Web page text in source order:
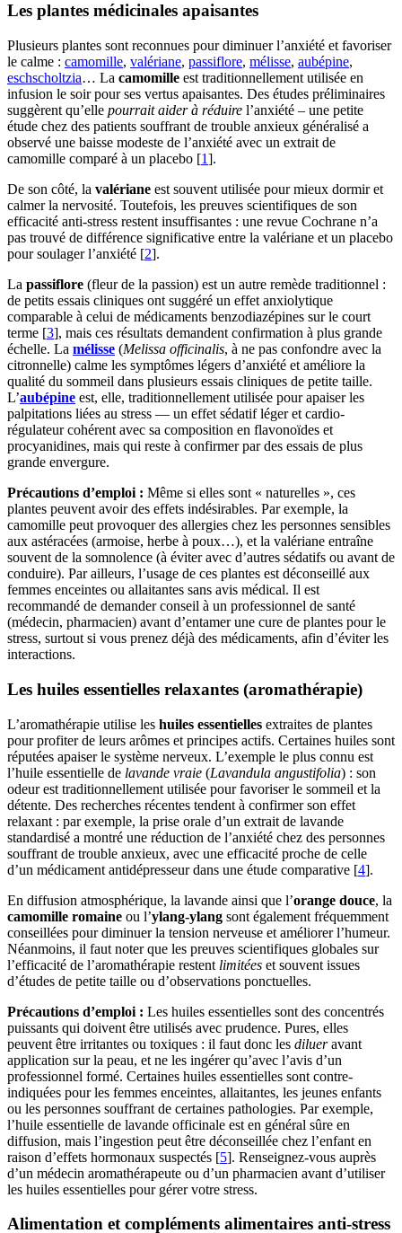
Les plantes médicinales apaisantes
Plusieurs plantes sont reconnues pour diminuer l’anxiété et favoriser
le calme : camomille, valériane, passiflore, mélisse, aubépine,
eschscholtzia… La camomille est traditionnellement utilisée en
infusion le soir pour ses vertus apaisantes. Des études préliminaires
suggèrent qu’elle pourrait aider à réduire l’anxiété – une petite
étude chez des patients souffrant de trouble anxieux généralisé a
observé une baisse modeste de l’anxiété avec un extrait de
camomille comparé à un placebo [1].
De son côté, la valériane est souvent utilisée pour mieux dormir et
calmer la nervosité. Toutefois, les preuves scientifiques de son
efficacité anti-stress restent insuffisantes : une revue Cochrane n’a
pas trouvé de différence significative entre la valériane et un placebo
pour soulager l’anxiété [2].
La passiflore (fleur de la passion) est un autre remède traditionnel :
de petits essais cliniques ont suggéré un effet anxiolytique
comparable à celui de médicaments benzodiazépines sur le court
terme [3], mais ces résultats demandent confirmation à plus grande
échelle. La mélisse (Melissa officinalis, à ne pas confondre avec la
citronnelle) calme les symptômes légers d’anxiété et améliore la
qualité du sommeil dans plusieurs essais cliniques de petite taille.
L’aubépine est, elle, traditionnellement utilisée pour apaiser les
palpitations liées au stress — un effet sédatif léger et cardio-
régulateur cohérent avec sa composition en flavonoïdes et
procyanidines, mais qui reste à confirmer par des essais de plus
grande envergure.
Précautions d’emploi : Même si elles sont « naturelles », ces
plantes peuvent avoir des effets indésirables. Par exemple, la
camomille peut provoquer des allergies chez les personnes sensibles
aux astéracées (armoise, herbe à poux…), et la valériane entraîne
souvent de la somnolence (à éviter avec d’autres sédatifs ou avant de
conduire). Par ailleurs, l’usage de ces plantes est déconseillé aux
femmes enceintes ou allaitantes sans avis médical. Il est
recommandé de demander conseil à un professionnel de santé
(médecin, pharmacien) avant d’entamer une cure de plantes pour le
stress, surtout si vous prenez déjà des médicaments, afin d’éviter les
interactions.
Les huiles essentielles relaxantes (aromathérapie)
L’aromathérapie utilise les huiles essentielles extraites de plantes
pour profiter de leurs arômes et principes actifs. Certaines huiles sont
réputées apaiser le système nerveux. L’exemple le plus connu est
l’huile essentielle de lavande vraie (Lavandula angustifolia) : son
odeur est traditionnellement utilisée pour favoriser le sommeil et la
détente. Des recherches récentes tendent à confirmer son effet
relaxant : par exemple, la prise orale d’un extrait de lavande
standardisé a montré une réduction de l’anxiété chez des personnes
souffrant de trouble anxieux, avec une efficacité proche de celle
d’un médicament antidépresseur dans une étude comparative [4].
En diffusion atmosphérique, la lavande ainsi que l’orange douce, la
camomille romaine ou l’ylang-ylang sont également fréquemment
conseillées pour diminuer la tension nerveuse et améliorer l’humeur.
Néanmoins, il faut noter que les preuves scientifiques globales sur
l’efficacité de l’aromathérapie restent limitées et souvent issues
d’études de petite taille ou d’observations ponctuelles.
Précautions d’emploi : Les huiles essentielles sont des concentrés
puissants qui doivent être utilisés avec prudence. Pures, elles
peuvent être irritantes ou toxiques : il faut donc les dilueravant
application sur la peau, et ne les ingérer qu’avec l’avis d’un
professionnel formé. Certaines huiles essentielles sont contre-
indiquées pour les femmes enceintes, allaitantes, les jeunes enfants
ou les personnes souffrant de certaines pathologies. Par exemple,
l’huile essentielle de lavande officinale est en général sûre en
diffusion, mais l’ingestion peut être déconseillée chez l’enfant en
raison d’effets hormonaux suspectés [5]. Renseignez-vous auprès
d’un médecin aromathérapeute ou d’un pharmacien avant d’utiliser
les huiles essentielles pour gérer votre stress.
Alimentation et compléments alimentaires anti-stress